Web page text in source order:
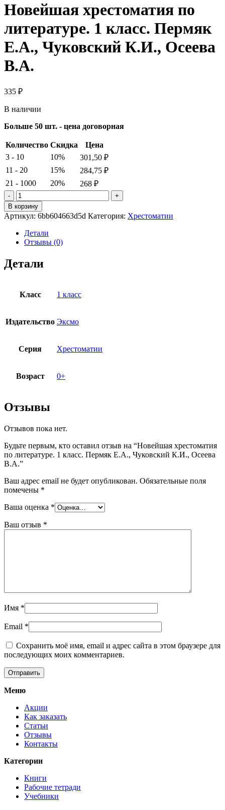
Новейшая хрестоматия по
литературе. 1 класс. Пермяк
Е.А., Чуковский К.И., Осеева
В.А.
335 ₽
В наличии
Больше 50 шт. - цена договорная
Количество Скидка
Цена
3 - 10
10% 301,50 ₽
11 - 20
15% 284,75 ₽
21 - 1000
20% 268 ₽
Количество
товара
Новейшая
хрестоматия
по
литературе.
Пермяк
К.И.,
В корзину
Артикул: 6bb604663d5d Категория: Хрестоматии
Детали
Отзывы (0)
Детали
Класс 1 класс
Издательство Эксмо
Серия Хрестоматии
Возраст 0+
Отзывы
Отзывов пока нет.
Будьте первым, кто оставил отзыв на “Новейшая хрестоматия
по литературе. 1 класс. Пермяк Е.А., Чуковский К.И., Осеева
В.А.”
Ваш адрес email не будет опубликован. Обязательные поля
помечены *
Ваша оценка *
Ваш отзыв *
Имя *
Email *
Сохранить моё имя, email и адрес сайта в этом браузере для
последующих моих комментариев.
Меню
Акции
Как заказать
Статьи
Отзывы
Контакты
Категории
Книги
Рабочие тетради
Учебники